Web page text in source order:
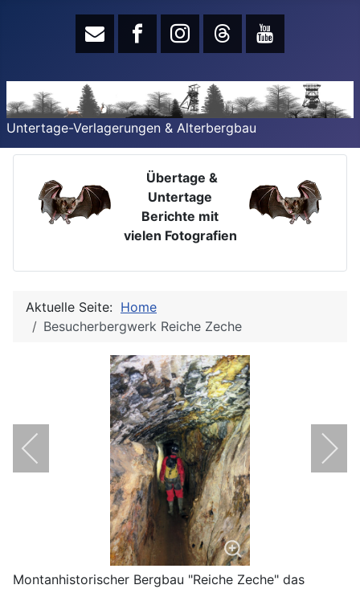
Untertage-Verlagerungen & Alterbergbau
Übertage &
Untertage
Berichte mit
vielen Fotografien
Aktuelle Seite: Home
Besucherbergwerk Reiche Zeche
Montanhistorischer Bergbau "Reiche Zeche" das